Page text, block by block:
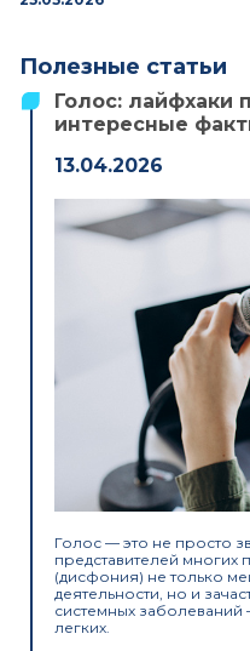
Полезные статьи
Голос: лайфхаки
интересные
13.04.2026
Голос — это не просто
представителей
(дисфония) не только
деятельности, но и
системных заболеваний
легких.